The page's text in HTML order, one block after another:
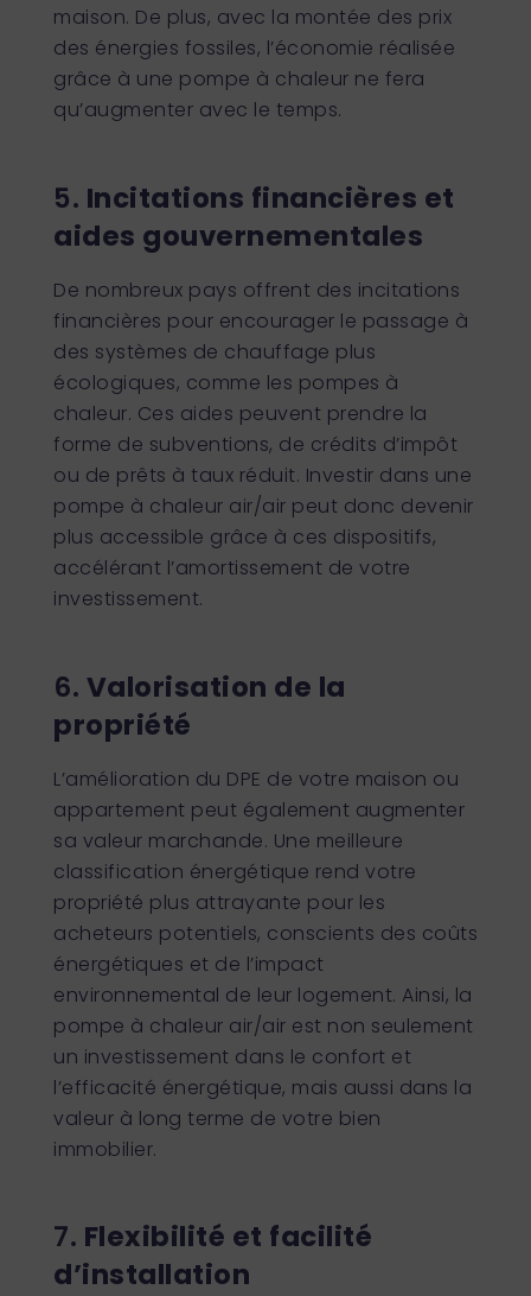
maison. De plus, avec la montée des prix
des énergies fossiles, l’économie réalisée
grâce à une pompe à chaleur ne fera
qu’augmenter avec le temps.
5. Incitations financières et
aides gouvernementales
De nombreux pays offrent des incitations
financières pour encourager le passage à
des systèmes de chauffage plus
écologiques, comme les pompes à
chaleur. Ces aides peuvent prendre la
forme de subventions, de crédits d’impôt
ou de prêts à taux réduit. Investir dans une
pompe à chaleur air/air peut donc devenir
plus accessible grâce à ces dispositifs,
accélérant l’amortissement de votre
investissement.
6. Valorisation de la
propriété
L’amélioration du DPE de votre maison ou
appartement peut également augmenter
sa valeur marchande. Une meilleure
classification énergétique rend votre
propriété plus attrayante pour les
acheteurs potentiels, conscients des coûts
énergétiques et de l’impact
environnemental de leur logement. Ainsi, la
pompe à chaleur air/air est non seulement
un investissement dans le confort et
l’efficacité énergétique, mais aussi dans la
valeur à long terme de votre bien
immobilier.
7. Flexibilité et facilité
d’installation